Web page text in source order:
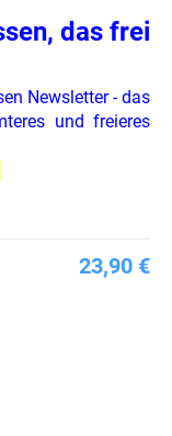
das frei
Newsletter - das
und freieres
23,90 €